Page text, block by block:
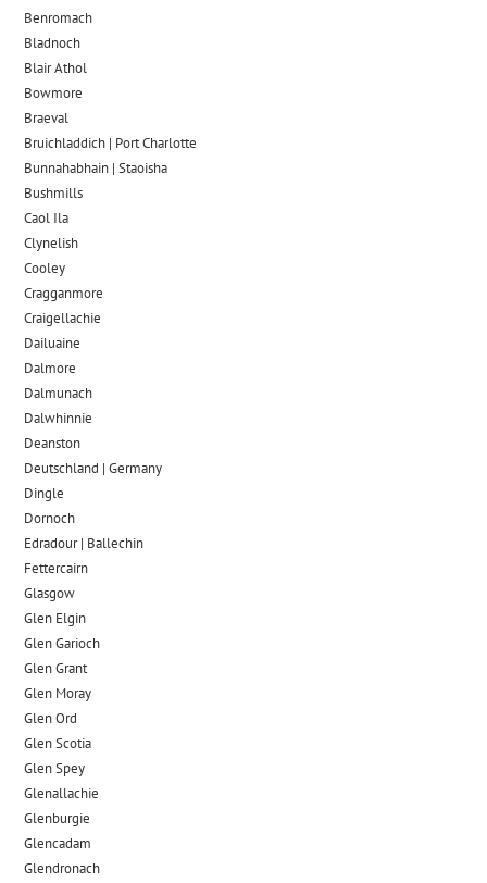
Benromach
Bladnoch
Blair Athol
Bowmore
Braeval
Bruichladdich | Port Charlotte
Bunnahabhain | Staoisha
Bushmills
Caol Ila
Clynelish
Cooley
Cragganmore
Craigellachie
Dailuaine
Dalmore​
Dalmunach
Dalwhinnie
Deanston
Deutschland | Germany
Dingle
Dornoch
Edradour | Ballechin
Fettercairn
Glasgow
Glen Elgin
Glen Garioch
Glen Grant
Glen Moray
Glen Ord
Glen Scotia
Glen Spey
Glenallachie
Glenburgie
Glencadam
Glendronach